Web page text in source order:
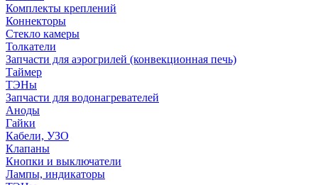
Комплекты креплений
Коннекторы
Стекло камеры
Толкатели
Запчасти для аэрогрилей (конвекционная печь)
Таймер
ТЭНы
Запчасти для водонагревателей
Аноды
Гайки
Кабели, УЗО
Клапаны
Кнопки и выключатели
Лампы, индикаторы